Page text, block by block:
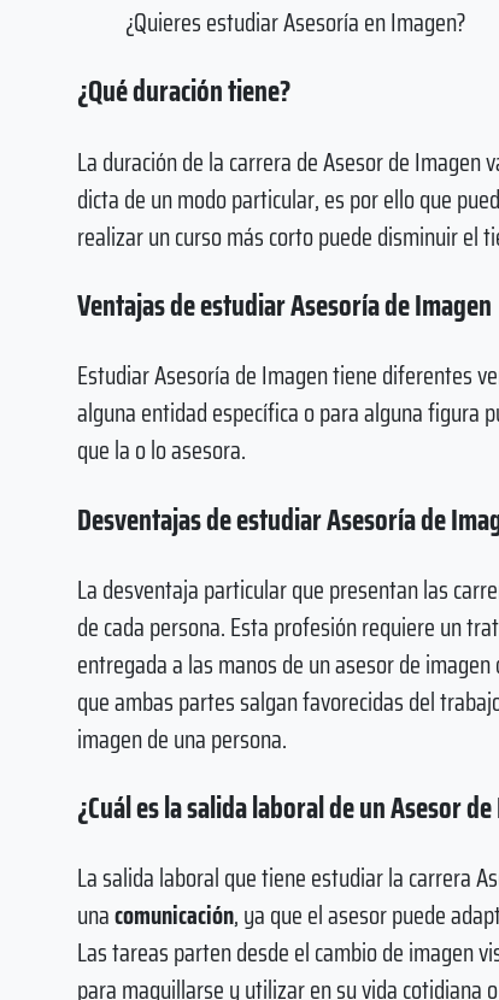
¿Quieres estudiar Asesoría en Imagen?
¿Qué duración tiene?
La duración de la carrera de Asesor de
dicta de un modo particular, es por ello que
realizar un curso más corto puede disminuir el
Ventajas de estudiar Asesoría de Imagen
Estudiar Asesoría de Imagen tiene diferentes
alguna entidad específica o para alguna figura
que la o lo asesora.
Desventajas de estudiar Asesoría de
La desventaja particular que presentan las
de cada persona. Esta profesión requiere un
entregada a las manos de un asesor de
que ambas partes salgan favorecidas del
imagen de una persona.
¿Cuál es la salida laboral de un Asesor
La salida laboral que tiene estudiar la carrera
unacomunicación, ya que el asesor puede
Las tareas parten desde el cambio de imagen
para maquillarse y utilizar en su vida cotidiana